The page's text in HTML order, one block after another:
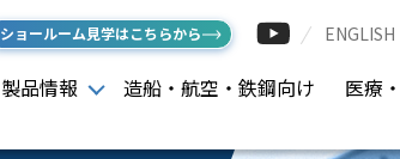
製品情報 造船・航空・鉄鋼向け 医療
ショールーム見学はこちらから ENGLISH